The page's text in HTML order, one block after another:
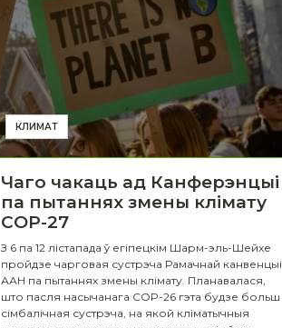
КЛИМАТ
Чаго чакаць ад Канферэнцыі
па пытаннях змены клімату
СOP-27
З 6 па 12 лістапада ў егіпецкім Шарм-эль-Шейхе
пройдзе чарговая сустрэча Рамачнай канвенцыі
ААН па пытаннях змены клімату. Планавалася,
што пасля насычанага COP-26 гэта будзе больш
сімбалічная сустрэча, на якой кліматычныя